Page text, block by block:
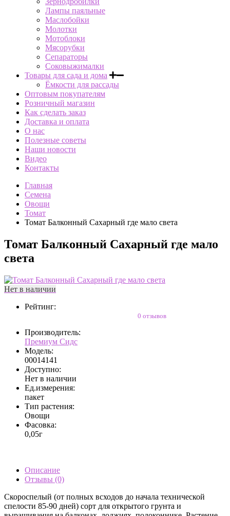
Лампы паяльные
Маслобойки
Молотки
Мотоблоки
Мясорубки
Сепараторы
Соковыжималки
Товары для сада и дома
Ёмкости для рассады
Оптовым покупателям
Розничный магазин
Как сделать заказ
Доставка и оплата
О нас
Полезные советы
Наши новости
Видео
Контакты
Главная
Семена
Овощи
Томат
Томат Балконный Сахарный где мало света
Томат Балконный Сахарный где мало
света
Нет в наличии
Рейтинг:
0 отзывов
Производитель:
Премиум Сидс
Модель:
00014141
Доступно:
Нет в наличии
Ед.измерения:
пакет
Тип растения:
Овощи
Фасовка:
0,05г
Описание
Отзывы (0)
Скороспелый (от полных всходов до начала технической
спелости 85-90 дней) сорт для открытого грунта и